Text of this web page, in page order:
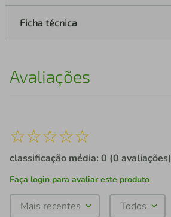
Ficha técnica
Avaliações
☆☆☆☆☆
classificação média: 0 (0 avaliações)
Faça login para avaliar este produto
Mais recentes Todos